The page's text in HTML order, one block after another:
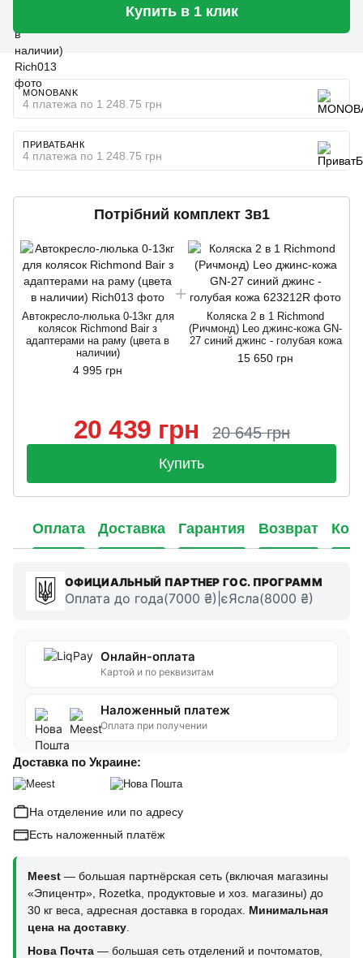
Купить в 1 клик
MONOBANK
4 платежа по 1 248.75 грн
ПРИВАТБАНК
4 платежа по 1 248.75 грн
Потрібний комплект 3в1
Автокресло-люлька 0-13кг для
колясок Richmond Bair з
адаптерами на раму (цвета в
наличии)
4 995 грн
Коляска 2 в 1 Richmond
(Ричмонд) Leo джинс-кожа GN-
27 синий джинс - голубая кожа
15 650 грн
20 439 грн 20 645 грн
Купить
Оплата Доставка Гарантия Возврат
ОФИЦИАЛЬНЫЙ ПАРТНЕР ГОС. ПРОГРАММ
Оплата до года(7000 ₴)|єЯсла(8000 ₴)
Онлайн-оплата
Картой и по реквизитам
Наложенный платеж
Оплата при получении
Доставка по Украине:
На отделение или по адресу
Есть наложенный платёж
Meest — большая партнёрская сеть (включая магазины
«Эпицентр», Rozetka, продуктовые и хоз. магазины) до
30 кг веса, адресная доставка в городах. Минимальная
цена на доставку
Нова Почта — большая сеть отделений и почтоматов,